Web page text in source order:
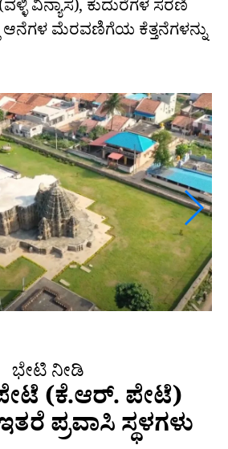
ವಿನ್ಯಾಸ), ಕುದುರೆಗಳ ಸರಣಿ
ಆನೆಗಳ ಮೆರವಣಿಗೆಯ ಕೆತ್ತನೆಗಳನ್ನು
ಭೇಟಿ ನೀಡಿ
(ಕೆ.ಆರ್. ಪೇಟೆ)
ಪ್ರವಾಸಿ ಸ್ಥಳಗಳು